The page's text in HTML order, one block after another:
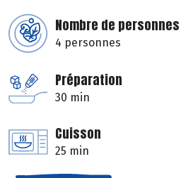
Nombre de personnes
4 personnes
Préparation
30 min
Cuisson
25 min